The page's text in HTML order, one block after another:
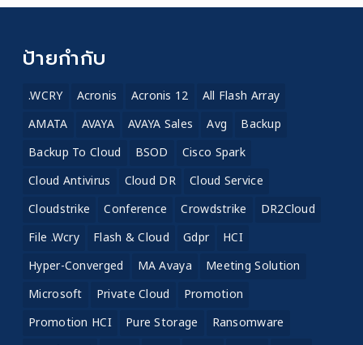
ป้ายกำกับ
.WCRY Acronis Acronis 12
All Flash Array
AMATA
AVAYA AVAYA Sales Avg
Backup
Backup To Cloud
BSOD
Cisco Spark
Cloud Antivirus
Cloud DR
Cloud Service
Cloudstrike
Conference Crowdstrike
DR2Cloud
File .wcry
Flash & Cloud Gdpr
HCI
Hyper-Converged
MA Avaya
Meeting Solution
Microsoft
Private Cloud
Promotion
Promotion HCI
Pure Storage
Ransomware